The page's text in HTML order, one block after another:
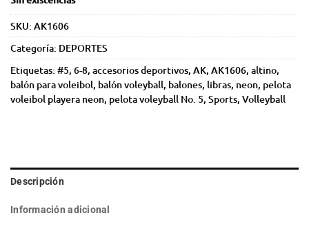
SKU: AK1606
Categoría: DEPORTES
Etiquetas: #5, 6-8, accesorios deportivos, AK, AK1606, altino,
balón para voleibol, balón voleyball, balones, libras, neon, pelota
voleibol playera neon, pelota voleyball No. 5, Sports, Volleyball
Descripción
Información adicional